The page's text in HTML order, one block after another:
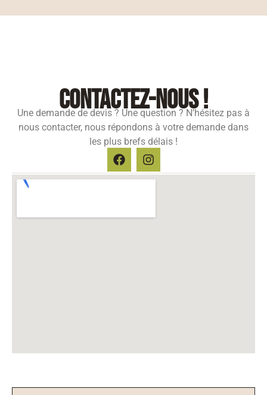
contactez-nous !
Une demande de devis ? Une question ? N’hésitez pas à
nous contacter, nous répondons à votre demande dans
les plus brefs délais !